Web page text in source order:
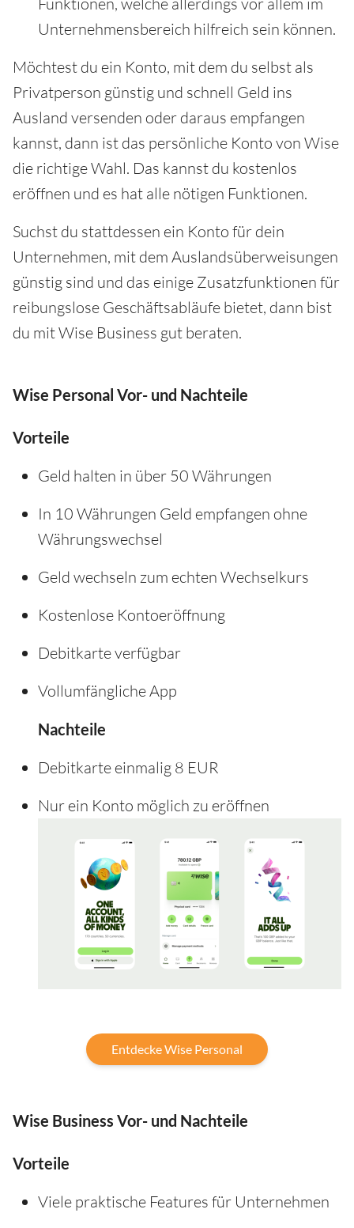
Unternehmensbereich hilfreich sein können.
Möchtest du ein Konto, mit dem du selbst als
Privatperson günstig und schnell Geld ins
Ausland versenden oder daraus empfangen
kannst, dann ist das persönliche Konto von Wise
die richtige Wahl. Das kannst du kostenlos
eröffnen und es hat alle nötigen Funktionen.
Suchst du stattdessen ein Konto für dein
Unternehmen, mit dem Auslandsüberweisungen
günstig sind und das einige Zusatzfunktionen für
reibungslose Geschäftsabläufe bietet, dann bist
du mit Wise Business gut beraten.
Wise Personal Vor- und Nachteile
Vorteile
Geld halten in über 50 Währungen
In 10 Währungen Geld empfangen ohne
Währungswechsel
Geld wechseln zum echten Wechselkurs
Kostenlose Kontoeröffnung
Debitkarte verfügbar
Vollumfängliche App
Nachteile
Debitkarte einmalig 8 EUR
Nur ein Konto möglich zu eröffnen
Entdecke Wise Personal
Wise Business Vor- und Nachteile
Vorteile
Viele praktische Features für Unternehmen